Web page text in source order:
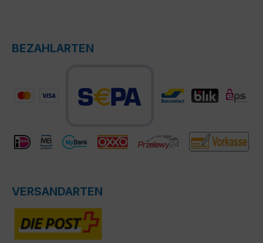
BEZAHLARTEN
VERSANDARTEN